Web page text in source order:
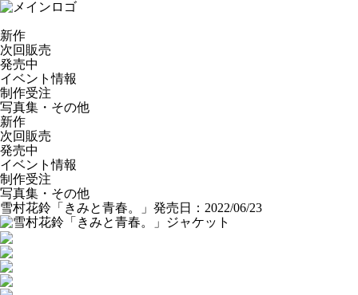
新作
次回販売
発売中
イベント情報
制作受注
写真集・その他
新作
次回販売
発売中
イベント情報
制作受注
写真集・その他
雪村花鈴「きみと青春。」 発売日：2022/06/23